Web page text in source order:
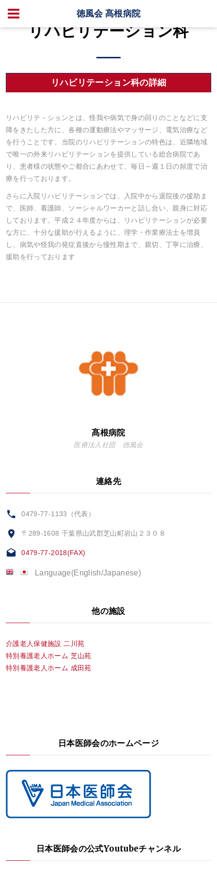
徳風会 髙根病院
リハビリテーション科
リハビリテーション科の詳細
リハビリテ－ションとは、怪我や病気で身の回りのことなどに支
障をきたした方に、各種の運動療法やマッサージ、電気治療など
を行うことです。当院のリハビリテーションの特色は、近隣地域
で唯一の外来リハビリテーションを提供している総合病院であ
り、患者様の状態やご都合にあわせて、毎日～週１日の頻度で治
療を行っております。
さらに入院リハビリテーションでは、入院中から退院後の援助ま
で、医師、看護師、ソーシャルワーカーと話し合い、親身に対応
しております。平成２４年度からは、リハビリテーションが必要
な方に、十分な援助が行えるように、理学・作業療法士を増員
し、病気や怪我の発症直後から慢性期まで、親切、丁寧に治療、
援助を行っております
髙根病院
医療法人社団 徳風会
連絡先
0479-77-1133（代表）
〒289-1608 千葉県山武郡芝山町岩山２３０８
0479-77-2018(FAX)
Language(English/Japanese)
他の施設
介護老人保健施設 二川苑
特別養護老人ホーム 芝山苑
特別養護老人ホーム 成田苑
日本医師会のホームページ
日本医師会の公式Youtubeチャンネル